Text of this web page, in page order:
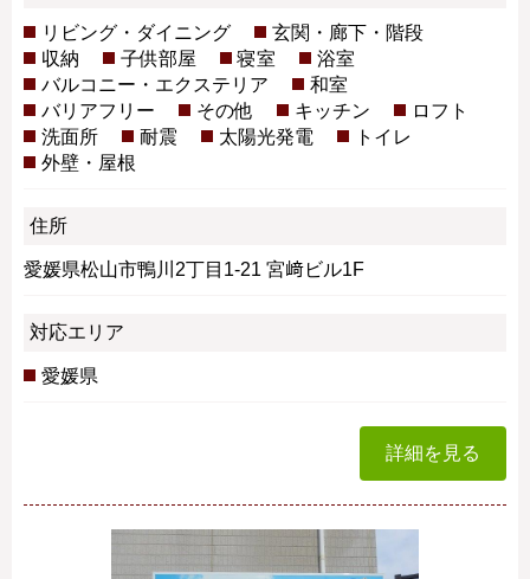
リビング・ダイニング
玄関・廊下・階段
収納
子供部屋 寝室
浴室
バルコニー・エクステリア
和室
バリアフリー
その他 キッチン
ロフト
洗面所
耐震 太陽光発電
トイレ
外壁・屋根
住所
愛媛県松山市鴨川2丁目1-21 宮﨑ビル1F
対応エリア
愛媛県
詳細を見る